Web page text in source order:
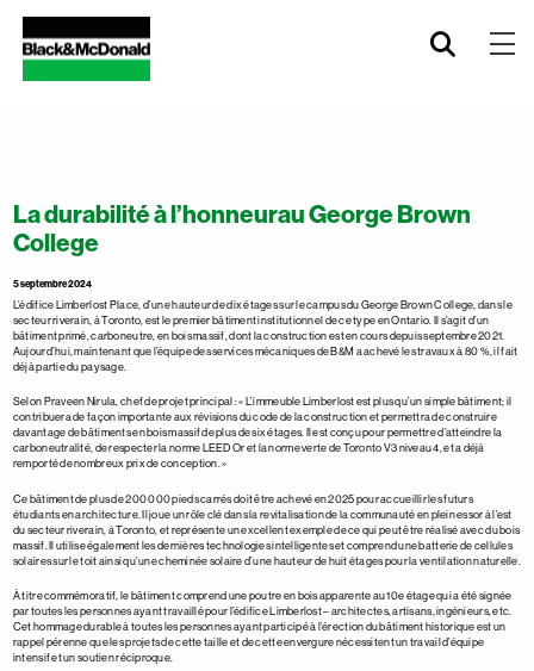
La durabilité à l’honneurau George Brown
College
5 septembre 2024
L’édifice Limberlost Place, d’une hauteur de dix étages sur le campus du George Brown College, dans le
secteur riverain, à Toronto, est le premier bâtiment institutionnel de ce type en Ontario. Il s’agit d’un
bâtiment primé, carboneutre, en bois massif, dont la construction est en cours depuis septembre 2021.
Aujourd’hui, maintenant que l’équipe des services mécaniques de B&M a achevé les travaux à 80 %, il fait
déjà partie du paysage.
Selon Praveen Nirula, chef de projet principal : « L’immeuble Limberlost est plus qu’un simple bâtiment; il
contribuera de façon importante aux révisions du code de la construction et permettra de construire
davantage de bâtiments en bois massif de plus de six étages. Il est conçu pour permettre d’atteindre la
carboneutralité, de respecter la norme LEED Or et la norme verte de Toronto V3 niveau 4, et a déjà
remporté de nombreux prix de conception. »
Ce bâtiment de plus de 200 000 pieds carrés doit être achevé en 2025 pour accueillir les futurs
étudiants en architecture. Il joue un rôle clé dans la revitalisation de la communauté en plein essor à l’est
du secteur riverain, à Toronto, et représente un excellent exemple de ce qui peut être réalisé avec du bois
massif. Il utilise également les dernières technologies intelligentes et comprend une batterie de cellules
solaires sur le toit ainsi qu’une cheminée solaire d’une hauteur de huit étages pour la ventilation naturelle.
À titre commémoratif, le bâtiment comprend une poutre en bois apparente au 10e étage qui a été signée
par toutes les personnes ayant travaillé pour l’édifice Limberlost – architectes, artisans, ingénieurs, etc.
Cet hommage durable à toutes les personnes ayant participé à l’érection du bâtiment historique est un
rappel pérenne que les projets de cette taille et de cette envergure nécessitent un travail d’équipe
intensif et un soutien réciproque.